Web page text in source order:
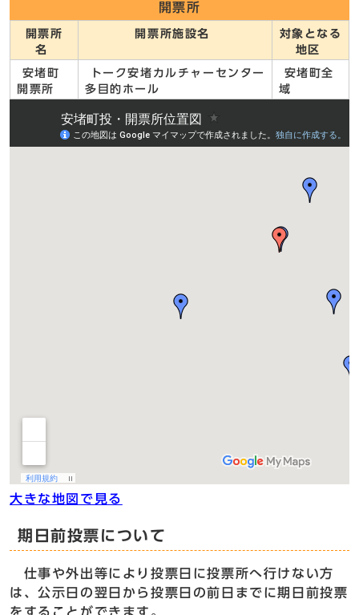
開票所
開票所
名
開票所施設名
対象となる
地区
安堵町
開票所
トーク安堵カルチャーセンター
多目的ホール
安堵町全
域
大きな地図で見る
期日前投票について
仕事や外出等により投票日に投票所へ行けない方
は、公示日の翌日から投票日の前日までに期日前投票
をすることができます。